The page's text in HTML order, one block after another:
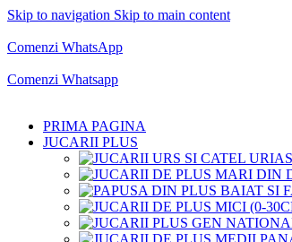
Skip to navigation Skip to main content
Comenzi WhatsApp
Comenzi Whatsapp
PRIMA PAGINA
JUCARII PLUS